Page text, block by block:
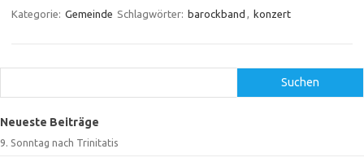
Kategorie: Gemeinde Schlagwörter: barockband , konzert
Suchen
Neueste Beiträge
9. Sonntag nach Trinitatis